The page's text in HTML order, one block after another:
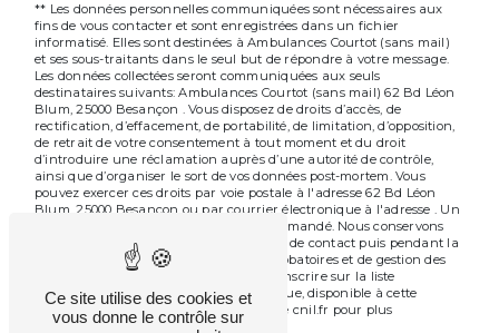
** Les données personnelles communiquées sont nécessaires aux
fins de vous contacter et sont enregistrées dans un fichier
informatisé. Elles sont destinées à Ambulances Courtot (sans mail)
et ses sous-traitants dans le seul but de répondre à votre message.
Les données collectées seront communiquées aux seuls
destinataires suivants: Ambulances Courtot (sans mail) 62 Bd Léon
Blum, 25000 Besançon . Vous disposez de droits d’accès, de
rectification, d’effacement, de portabilité, de limitation, d’opposition,
de retrait de votre consentement à tout moment et du droit
d’introduire une réclamation auprès d’une autorité de contrôle,
ainsi que d’organiser le sort de vos données post-mortem. Vous
pouvez exercer ces droits par voie postale à l'adresse 62 Bd Léon
Blum, 25000 Besançon ou par courrier électronique à l'adresse . Un
justificatif d'identité pourra vous être demandé. Nous conservons
vos données pendant la période de prise de contact puis pendant la
durée de prescription légale aux fins probatoires et de gestion des
contentieux. Vous avez le droit de vous inscrire sur la liste
d'opposition au démarchage téléphonique, disponible à cette
Bloctel.gouv.fr
. Consultez le site cnil.fr pour plus
d’informations sur vos droits.
Ce site utilise des cookies et
vous donne le contrôle sur